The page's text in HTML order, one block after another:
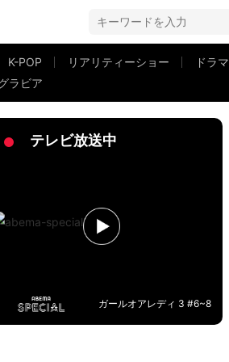
K-POP リアリティーショー
ドラマ
ラビア
テレビ放送中
ガールオアレディ 3 #6~8